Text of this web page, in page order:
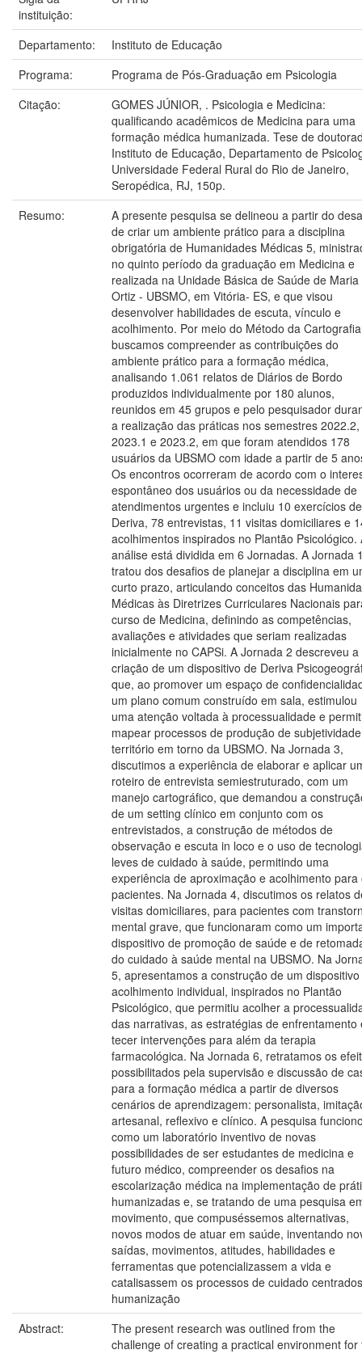
instituição:
Departamento:
Instituto de Educação
Programa:
Programa de Pós-Graduação em Psicologia
Citação:
GOMES JÚNIOR, . Psicologia e Medicina:
qualificando acadêmicos de Medicina para uma
formação médica humanizada. Tese de
Instituto de Educação, Departamento de
Universidade Federal Rural do Rio de Janeiro,
Seropédica, RJ, 150p.
Resumo:
A presente pesquisa se delineou a partir do
de criar um ambiente prático para a disciplina
obrigatória de Humanidades Médicas 5,
no quinto período da graduação em Medicina e
realizada na Unidade Básica de Saúde de Maria
Ortiz - UBSMO, em Vitória- ES, e que visou
desenvolver habilidades de escuta, vínculo e
acolhimento. Por meio do Método da
buscamos compreender as contribuições do
ambiente prático para a formação médica,
analisando 1.061 relatos de Diários de Bordo
produzidos individualmente por 180 alunos,
reunidos em 45 grupos e pelo pesquisador
a realização das práticas nos semestres 2022.2,
2023.1 e 2023.2, em que foram atendidos 178
usuários da UBSMO com idade a partir de 5
Os encontros ocorreram de acordo com o
espontâneo dos usuários ou da necessidade de
atendimentos urgentes e incluiu 10 exercícios de
Deriva, 78 entrevistas, 11 visitas domiciliares e
acolhimentos inspirados no Plantão Psicológico.
análise está dividida em 6 Jornadas. A Jornada
tratou dos desafios de planejar a disciplina em
curto prazo, articulando conceitos das
Médicas às Diretrizes Curriculares Nacionais
curso de Medicina, definindo as competências,
avaliações e atividades que seriam realizadas
inicialmente no CAPSi. A Jornada 2 descreveu a
criação de um dispositivo de Deriva
que, ao promover um espaço de
um plano comum construído em sala, estimulou
uma atenção voltada à processualidade e
mapear processos de produção de
território em torno da UBSMO. Na Jornada 3,
discutimos a experiência de elaborar e aplicar
roteiro de entrevista semiestruturado, com um
manejo cartográfico, que demandou a
de um setting clínico em conjunto com os
entrevistados, a construção de métodos de
observação e escuta in loco e o uso de
leves de cuidado à saúde, permitindo uma
experiência de aproximação e acolhimento para
pacientes. Na Jornada 4, discutimos os relatos
visitas domiciliares, para pacientes com
mental grave, que funcionaram como um
dispositivo de promoção de saúde e de
do cuidado à saúde mental na UBSMO. Na
5, apresentamos a construção de um
acolhimento individual, inspirados no Plantão
Psicológico, que permitiu acolher a
das narrativas, as estratégias de enfrentamento
tecer intervenções para além da terapia
farmacológica. Na Jornada 6, retratamos os
possibilitados pela supervisão e discussão de
para a formação médica a partir de diversos
cenários de aprendizagem: personalista,
artesanal, reflexivo e clínico. A pesquisa
como um laboratório inventivo de novas
possibilidades de ser estudantes de medicina e
futuro médico, compreender os desafios na
escolarização médica na implementação de
humanizadas e, se tratando de uma pesquisa
movimento, que compuséssemos alternativas,
novos modos de atuar em saúde, inventando
saídas, movimentos, atitudes, habilidades e
ferramentas que potencializassem a vida e
catalisassem os processos de cuidado
humanização
Abstract:
The present research was outlined from the
challenge of creating a practical environment for